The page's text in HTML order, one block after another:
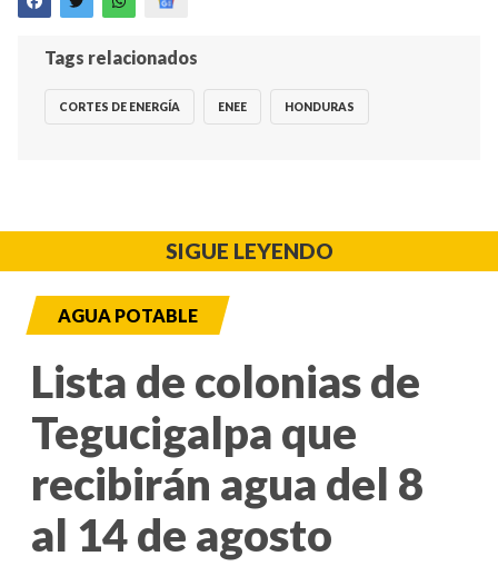
Tags relacionados
CORTES DE ENERGÍA ENEE HONDURAS
SIGUE LEYENDO
AGUA POTABLE
Lista de colonias de
Tegucigalpa que
recibirán agua del 8
al 14 de agosto